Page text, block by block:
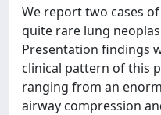
We report two cases
quite rare lung
Presentation findings
clinical pattern of this
ranging from an
airway compression